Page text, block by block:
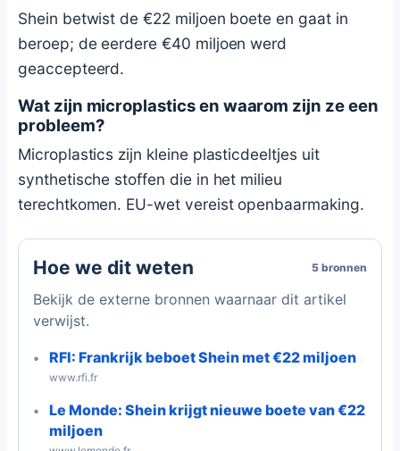
Shein betwist de €22 miljoen boete en gaat in
beroep; de eerdere €40 miljoen werd
geaccepteerd.
Wat zijn microplastics en waarom zijn ze een
probleem?
Microplastics zijn kleine plasticdeeltjes uit
synthetische stoffen die in het milieu
terechtkomen. EU-wet vereist openbaarmaking.
Hoe we dit weten 5 bronnen
Bekijk de externe bronnen waarnaar dit artikel
verwijst.
RFI: Frankrijk beboet Shein met €22 miljoen
www.rfi.fr
Le Monde: Shein krijgt nieuwe boete van €22
miljoen